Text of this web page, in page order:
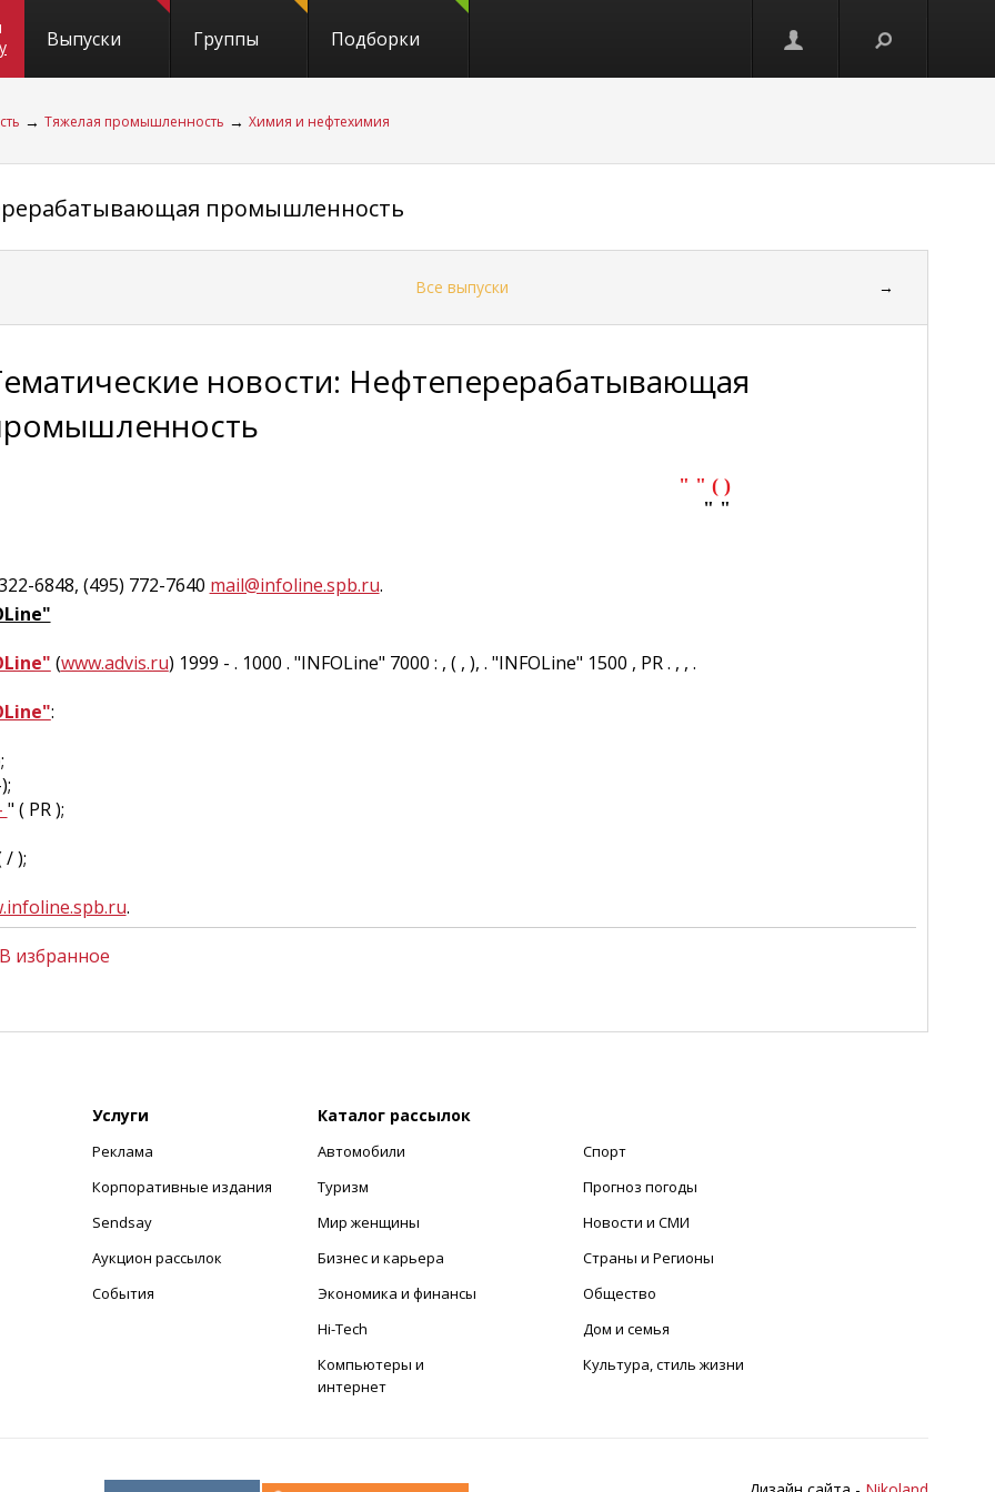
Выпуски Группы Подборки
→ Тяжелая промышленность → Химия и нефтехимия
промышленность
Все выпуски →
новости: Нефтеперерабатывающая
" " ( )
" "
6848, (495) 772-7640 mail@infoline.spb.ru.
(www.advis.ru) 1999 - . 1000 . "INFOLine" 7000 : , ( , ), . "INFOLine" 1500 , PR . , , .
:
" ( PR );
/ );
.
В избранное
Услуги
Реклама
Корпоративные издания
Sendsay
Аукцион рассылок
События
Каталог рассылок
Автомобили
Туризм
Мир женщины
Бизнес и карьера
Экономика и финансы
Hi-Tech
Компьютеры и
интернет
Спорт
Прогноз погоды
Новости и СМИ
Страны и Регионы
Общество
Дом и семья
Культура, стиль жизни